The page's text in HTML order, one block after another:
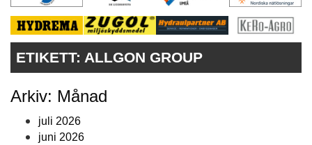
VÅRA ANDRA MAGASIN
PRENUMERERA
ANNONSERA
ETIKETT: ALLGON GROUP
Arkiv: Månad
juli 2026
juni 2026